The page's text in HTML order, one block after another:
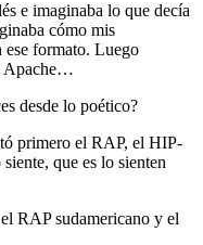
e imaginaba lo que decía
cómo mis
ese formato. Luego
Apache…
desde lo poético?
primero el RAP, el HIP-
que es lo sienten
RAP sudamericano y el